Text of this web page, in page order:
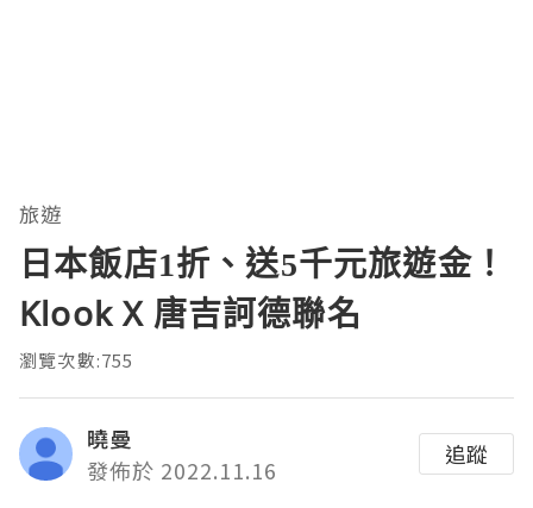
旅遊
日本飯店1折、送5千元旅遊金！
Klook X 唐吉訶德聯名
瀏覽次數:755
曉曼
發佈於 2022.11.16
追蹤